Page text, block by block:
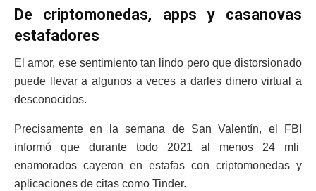
De criptomonedas, apps y casanovas
estafadores
El amor, ese sentimiento tan lindo pero que distorsionado
puede llevar a algunos a veces a darles dinero virtual a
desconocidos.
Precisamente en la semana de San Valentín, el FBI
informó que durante todo 2021 al menos 24 mli
enamorados cayeron en estafas con criptomonedas y
aplicaciones de citas como Tinder.